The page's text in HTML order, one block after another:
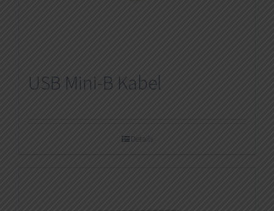
USB Mini-B Kabel
Details